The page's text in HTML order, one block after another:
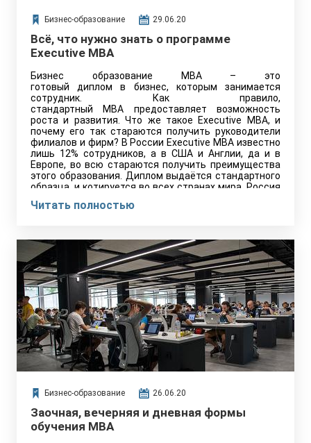
Бизнес-образование 29.06.20
Всё, что нужно знать о программе
Executive MBA
Бизнес образование MBA – это
готовый диплом в бизнес, которым занимается
сотрудник. Как правило,
стандартный MBA предоставляет возможность
роста и развития. Что же такое Executive MBA, и
почему его так стараются получить руководители
филиалов и фирм? В России Executive MBA известно
лишь 12% сотрудников, а в США и Англии, да и в
Европе, во всю стараются получить преимущества
этого образования. Диплом выдаётся стандартного
образца, и котируется во всех странах мира. Россия
Читать полностью
Бизнес-образование 26.06.20
Заочная, вечерняя и дневная формы
обучения MBA